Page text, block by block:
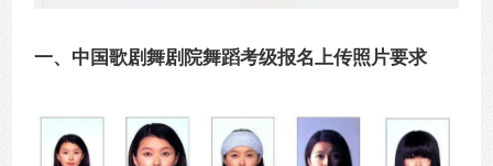
一、中国歌剧舞剧院舞蹈考级报名上传照片要求